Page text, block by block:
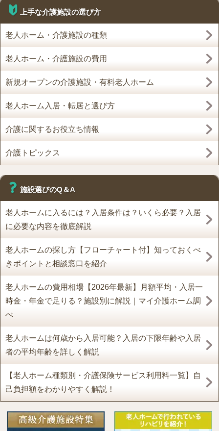
上手な介護施設の選び方
老人ホーム・介護施設の種類
老人ホーム・介護施設の費用
新規オープンの介護施設・有料老人ホーム
老人ホーム入居・転居と選び方
介護に関するお役立ち情報
介護トピックス
施設選びのQ＆A
老人ホームに入るには？入居条件は？いくら必要？入居
に必要な内容を徹底解説
老人ホームの探し方【フローチャート付】知っておくべ
きポイントと相談窓口を紹介
老人ホームの費用相場【2026年最新】月額平均・入居一
時金・年金で足りる？施設別に解説｜マイ介護ホーム調
べ
老人ホームは何歳から入居可能？入居の下限年齢や入居
者の平均年齢を詳しく解説
【老人ホーム種類別・介護保険サービス利用料一覧】自
己負担額をわかりやすく解説！